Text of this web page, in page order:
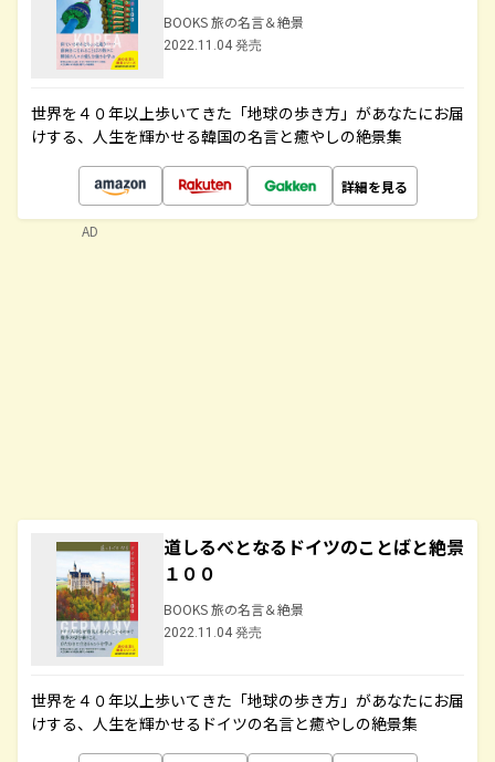
BOOKS 旅の名言＆絶景
2022.11.04 発売
世界を４０年以上歩いてきた「地球の歩き方」があなたにお届
けする、人生を輝かせる韓国の名言と癒やしの絶景集
詳細を見る
道しるべとなるドイツのことばと絶景
１００
BOOKS 旅の名言＆絶景
2022.11.04 発売
世界を４０年以上歩いてきた「地球の歩き方」があなたにお届
けする、人生を輝かせるドイツの名言と癒やしの絶景集
AD